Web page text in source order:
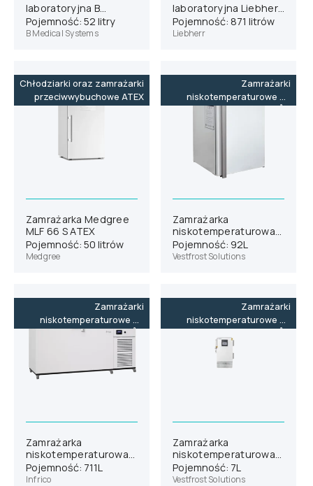
laboratoryjna B
Medical Systems L55
Pojemność: 52 litry
B Medical Systems
laboratoryjna Liebherr
SRPvh 8401
Pojemność: 871 litrów
Liebherr
Chłodziarki oraz zamrażarki
przeciwwybuchowe ATEX
Zamrażarka Medgree
MLF 66 S ATEX
Pojemność: 50 litrów
Medgree
Zamrażarki
niskotemperaturowe do
-86˚C
Zamrażarka
niskotemperaturowa
Vestfrost VTS 098
Pojemność: 92L
Vestfrost Solutions
Zamrażarki
niskotemperaturowe do
-86˚C
Zamrażarka
niskotemperaturowa
Dual Cooling Infrico
CLF70086
Pojemność: 711L
Infrico
Zamrażarki
niskotemperaturowe do
-86˚C
Zamrażarka
niskotemperaturowa
Vestfrost ULTF-7i
Pojemność: 7L
Vestfrost Solutions